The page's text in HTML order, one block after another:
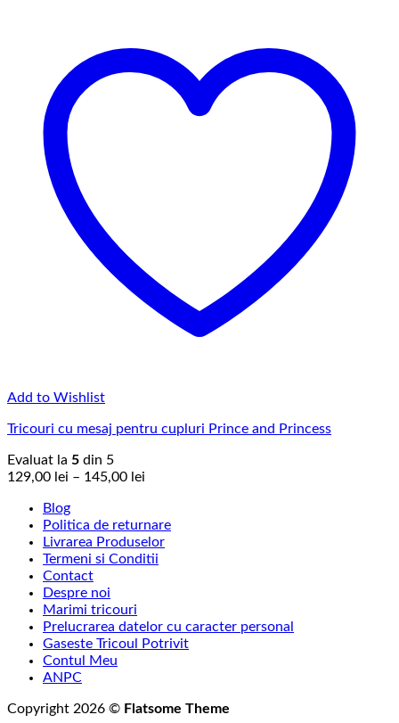
Add to Wishlist
Tricouri cu mesaj pentru cupluri Prince and Princess
Evaluat la 5 din 5
129,00 lei – 145,00 lei
129,00 lei
până
la
Blog
Politica de returnare
Livrarea Produselor
Termeni si Conditii
Contact
Despre noi
Marimi tricouri
Prelucrarea datelor cu caracter personal
Gaseste Tricoul Potrivit
Contul Meu
ANPC
Copyright 2026 © Flatsome Theme